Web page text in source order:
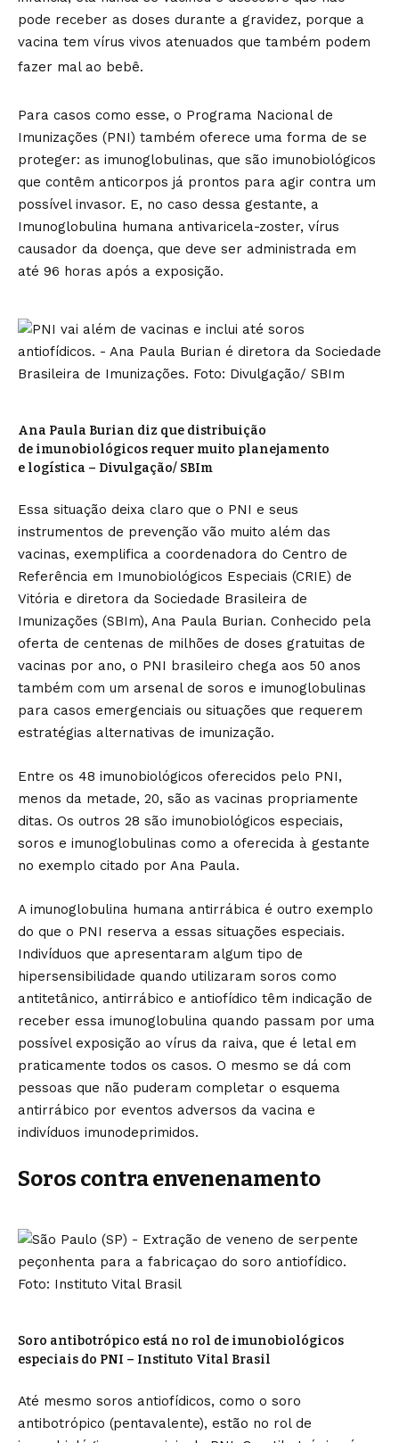
pode receber as doses durante a gravidez, porque a
vacina tem vírus vivos atenuados que também podem
fazer mal ao bebê.
Para casos como esse, o Programa Nacional de
Imunizações (PNI) também oferece uma forma de se
proteger: as imunoglobulinas, que são imunobiológicos
que contêm anticorpos já prontos para agir contra um
possível invasor. E, no caso dessa gestante, a
Imunoglobulina humana antivaricela-zoster, vírus
causador da doença, que deve ser administrada em
até 96 horas após a exposição.
Ana Paula Burian diz que distribuição
de imunobiológicos requer muito planejamento
e logística – Divulgação/ SBIm
Essa situação deixa claro que o PNI e seus
instrumentos de prevenção vão muito além das
vacinas, exemplifica a coordenadora do Centro de
Referência em Imunobiológicos Especiais (CRIE) de
Vitória e diretora da Sociedade Brasileira de
Imunizações (SBIm), Ana Paula Burian. Conhecido pela
oferta de centenas de milhões de doses gratuitas de
vacinas por ano, o PNI brasileiro chega aos 50 anos
também com um arsenal de soros e imunoglobulinas
para casos emergenciais ou situações que requerem
estratégias alternativas de imunização.
Entre os 48 imunobiológicos oferecidos pelo PNI,
menos da metade, 20, são as vacinas propriamente
ditas. Os outros 28 são imunobiológicos especiais,
soros e imunoglobulinas como a oferecida à gestante
no exemplo citado por Ana Paula.
A imunoglobulina humana antirrábica é outro exemplo
do que o PNI reserva a essas situações especiais.
Indivíduos que apresentaram algum tipo de
hipersensibilidade quando utilizaram soros como
antitetânico, antirrábico e antiofídico têm indicação de
receber essa imunoglobulina quando passam por uma
possível exposição ao vírus da raiva, que é letal em
praticamente todos os casos. O mesmo se dá com
pessoas que não puderam completar o esquema
antirrábico por eventos adversos da vacina e
indivíduos imunodeprimidos.
Soros contra envenenamento
Soro antibotrópico está no rol de imunobiológicos
especiais do PNI – Instituto Vital Brasil
Até mesmo soros antiofídicos, como o soro
antibotrópico (pentavalente), estão no rol de